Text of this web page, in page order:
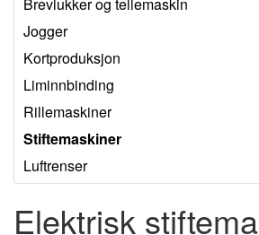
Brevlukker og tellemaskin
Jogger
Kortproduksjon
Liminnbinding
Rillemaskiner
Stiftemaskiner
Luftrenser
Elektrisk